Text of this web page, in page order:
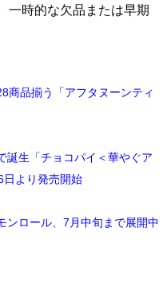
時的な欠品または早期
商品揃う「アフタヌーンティ
誕生「チョコパイ＜華やぐア
日より発売開始
ンロール、7月中旬まで展開中